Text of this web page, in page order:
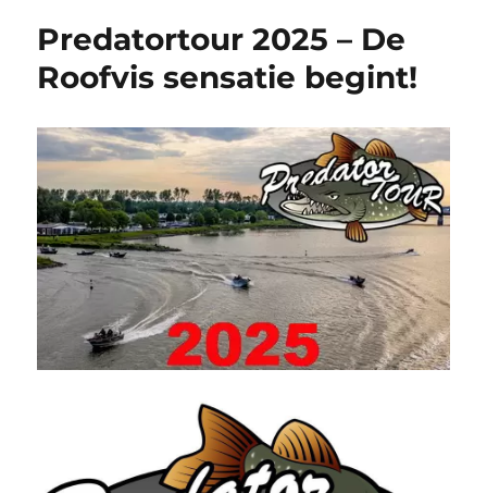
Predatortour 2025 – De
Roofvis sensatie begint!